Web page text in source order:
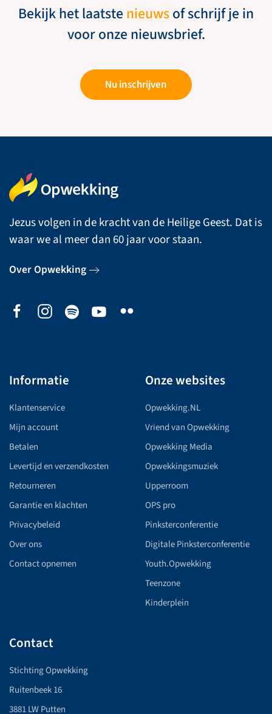
Bekijk het laatste nieuwsof schrijf je in
voor onze nieuwsbrief.
Nu inschrijven
Jezus volgen in de kracht van de Heilige Geest. Dat is
waar we al meer dan 60 jaar voor staan.
Over Opwekking
Informatie
Klantenservice
Mijn account
Betalen
Levertijd en verzendkosten
Retourneren
Garantie en klachten
Privacybeleid
Over ons
Contact opnemen
Onze websites
Opwekking.NL
Vriend van Opwekking
Opwekking Media
Opwekkingsmuziek
Upperroom
OPS pro
Pinksterconferentie
Digitale Pinksterconferentie
Youth.Opwekking
Teenzone
Kinderplein
Contact
Stichting Opwekking
Ruitenbeek 16
3881 LW Putten